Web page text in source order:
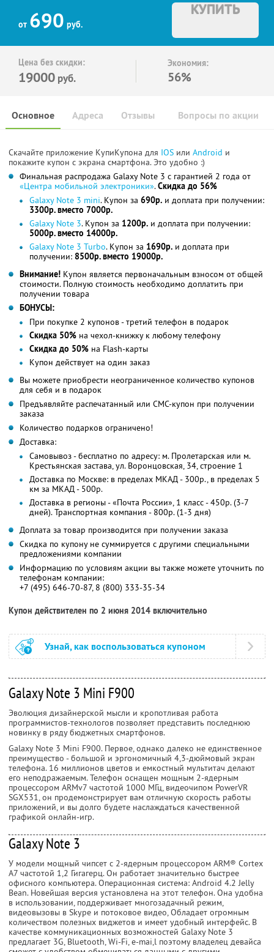
от 690 руб.
КУПИТЬ
Цена без скидки:
19000 руб.
Экономия:
56%
Основное Отзывы Вопросы по акции
Адреса
Скачайте приложение КупиКупона для IOS или Android и
покажите купон с экрана смартфона. Это удобно :)
Финальная распродажа Galaxy Note 3 c гарантией 2 года от
«Центрa мобильной электроники».Скидка до 56%
Galaxy Note 3 mini. Купон за 690р. и доплата при получении:
3300р. вместо 7000р.
Galaxy Note 3. Купон за 1200р. и доплата при получении:
5000р. вместо 14000р.
Galaxy Note 3 Turbo. Купон за 1690р. и доплата при
получении: 8500р. вместо 19000р.
Внимание! Купон является первоначальным взносом от общей
стоимости. Полную стоимость необходимо доплатить при
получении товара
БОНУСЫ:
При покупке 2 купонов - третий телефон в подарок
Скидка 50% на чехол-книжку к любому телефону
Скидка до 50% на Flash-карты
Купон действует на один заказ
Вы можете приобрести неограниченное количество купонов
для себя и в подарок
Предъявляйте распечатанный или СМС-купон при получении
заказа
Количество подарков ограничено!
Доставка:
Самовывоз - бесплатно по адресу: м. Пролетарская или м.
Крестьянская застава, ул. Воронцовская, 34, строение 1
Доставка по Москве: в пределах МКАД - 300р., в пределах 5
км за МКАД - 500р.
Доставка в регионы - «Почта России», 1 класс - 450р. (3-7
дней). Транспортная компания - 800р. (1-3 дня)
Доплата за товар производится при получении заказа
Скидка по купону не суммируется с другими специальными
предложениями компании
Информацию по условиям акции вы также можете уточнить по
телефонам компании:
+7 (495) 646-70-87, 8 (800) 333-35-34
Купон действителен по 2 июня 2014 включительно
Узнай, как воспользоваться купоном
Galaxy Note 3 Mini F900
Эволюция дизайнерской мысли и кропотливая работа
программистов-технологов позволяет представить последнюю
новинку в ряду бюджетных смартфонов.
Galaxy Note 3 Mini F900. Первое, однако далеко не единственное
преимущество - большой и эргономичный 4,3-дюймовый экран
телефона. 16 миллионов цветов и емкостный мультитач делают
его неподражаемым. Телефон оснащен мощным 2-ядерным
процессором ARMv7 частотой 1000 МГц, видеочипом PowerVR
SGX531, он продемонстрирует вам отличную скорость работы
приложений, и вы долго будете наслаждаться качественной
графикой онлайн-игр.
Galaxy Note 3
У модели мощный чипсет c 2-ядерным процессором ARM® Cortex
А7 частотой 1,2 Гигагерц. Он работает значительно быстрее
офисного компьютера. Операционная система: Android 4.2 Jelly
Bean. Новейшая версия установлена на этот телефон. Она удобна
в использовании, поддерживает многозадачный режим,
видеовызовы в Skype и потоковое видео, Обладает огромным
количеством полезных виджетов и имеет удобный интерфейс. В
качестве коммуникационных возможностей Galaxy Note 3
предлагает 3G, Bluetooth, Wi-Fi, е-mai,l поэтому владелец девайса